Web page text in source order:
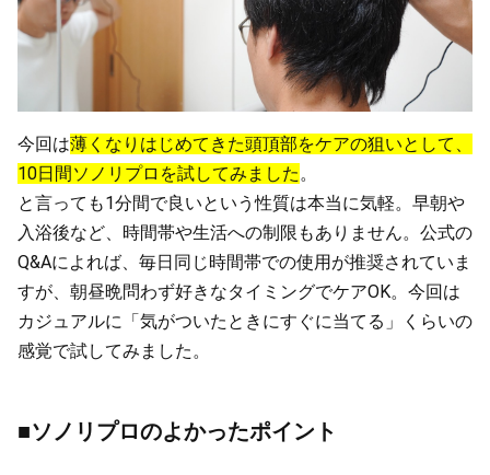
今回は薄くなりはじめてきた頭頂部をケアの狙いとして、
10日間ソノリプロを試してみました。
と言っても1分間で良いという性質は本当に気軽。早朝や
入浴後など、時間帯や生活への制限もありません。公式の
Q&Aによれば、毎日同じ時間帯での使用が推奨されていま
すが、朝昼晩問わず好きなタイミングでケアOK。今回は
カジュアルに「気がついたときにすぐに当てる」くらいの
感覚で試してみました。
■ソノリプロのよかったポイント